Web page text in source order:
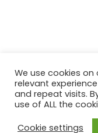
We use cookies
relevant
and repeat visits.
use of ALL the
Cookie settings